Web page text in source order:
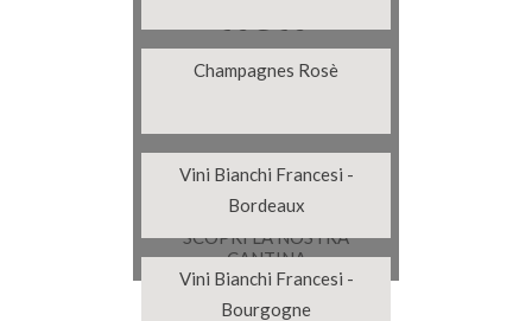
manca
mai
SCOPRI LA NOSTRA
CANTINA
Champagnes Rosè
Vini Bianchi Francesi -
Bordeaux
Vini Bianchi Francesi -
Bourgogne